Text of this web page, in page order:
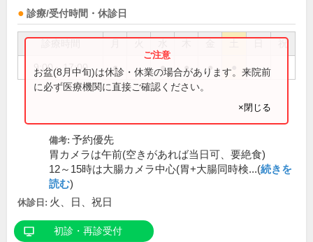
診療/受付時間・休診日
祝
9:00～17:00 ● ● ● ●
お盆(8月中旬)は休診・休業の場合があります。来院前
に必ず医療機関に直接ご確認ください。
×閉じる
備考: 予約優先
胃カメラは午前(空きがあれば当日可、要絶食)
12～15時は大腸カメラ中心(胃+大腸同時検...(続きを
読む)
休診日: 火、日、祝日
初診・再診受付